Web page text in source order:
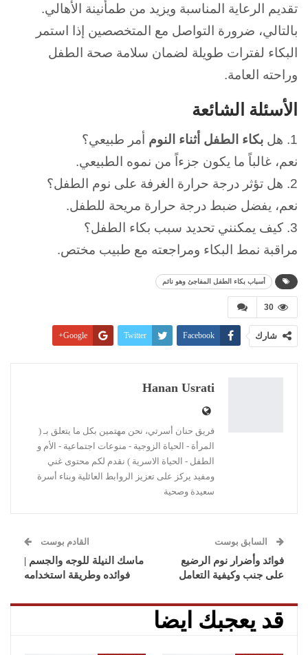
تقديم الرعاية المناسبة ويزيد من طمأنينة الأهالي.
بالتالي، ضرورة التواصل مع المتخصصين إذا استمر
البكاء لفترات طويلة لضمان سلامة صحة الطفل
وراحته العامة.
الأسئلة الشائعة
1. هل بكاء الطفل أثناء النوم أمر طبيعي؟
نعم، غالباً ما يكون جزءاً من نموه الطبيعي.
2. هل تؤثر درجة حرارة الغرفة على نوم الطفل؟
نعم، يفضل ضبط درجة حرارة مريحة للطفل.
3. كيف يمكنني تحديد سبب بكاء الطفل؟
مراقبة نمط البكاء ومراجعته مع طبيب مختص.
أسباب بكاء الطفل المفاجئ وهو نائم
30
شارك Facebook
Twitter
Google+
Linkedin
Hanan Usrati
فريق حنان أسرتي، نحن مهتمين بكل ما يتعلق بـ (
المرأة - الحياة الزوجية - منوعات اجتماعية - الأم و
الطفل - الحياة الاسرية ) نقدم لكم محتوى غني
ومفيد يركز على تعزيز الروابط العائلية وبناء أسرة
سعيدة وصحية
السابق بوست
فوائد وأضرار نوم الرضيع
على جنب وكيفية التعامل
القادم بوست
ماسك النيلة للوجه والجسم |
فوائده وطريقة استخدامه
قد يعجبك ايضا